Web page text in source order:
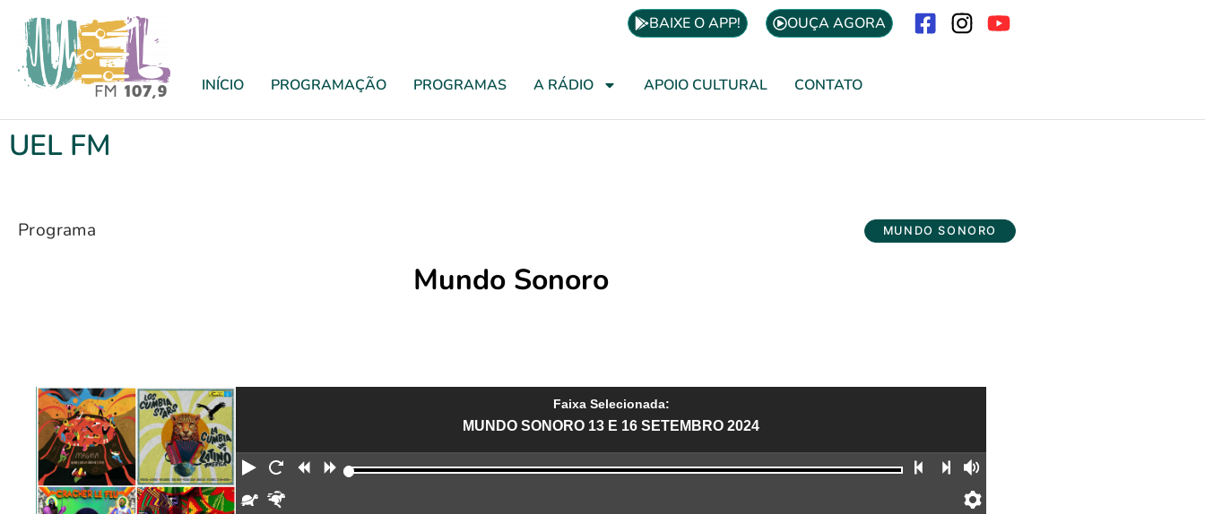
BAIXE O APP! OUÇA AGORA
INÍCIO PROGRAMAÇÃO PROGRAMAS A RÁDIO APOIO CULTURAL CONTATO
UEL FM
Programa MUNDO SONORO
Mundo Sonoro
Faixa Selecionada:
MUNDO SONORO 13 E 16 SETEMBRO 2024
Reproduzir
Reiniciar
Retroceder
Avançar Faixa anterior
Próxima faixa
Devagar
Preferências